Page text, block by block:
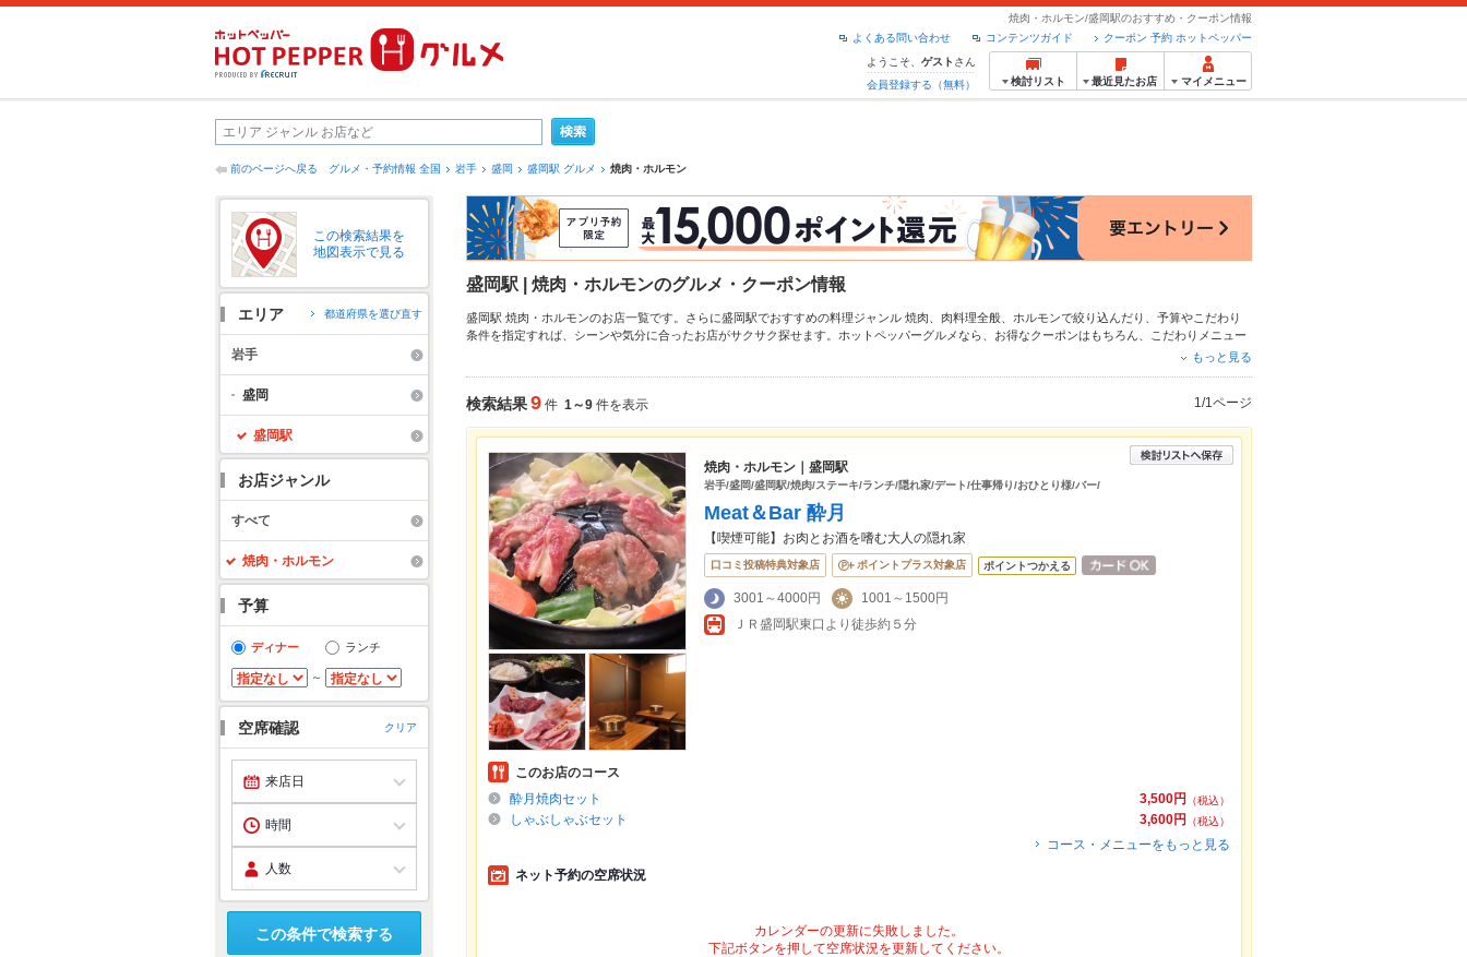
焼肉・ホルモン/盛岡駅のおすすめ・クーポン情報
クーポン 予約 ホットペッパー
コンテンツガイド
よくある問い合わせ
ようこそ、 ゲスト さん
会員登録する（無料）
検討リスト 最近見たお店 マイメニュー
前のページへ戻る グルメ・予約情報 全国 岩手 盛岡 盛岡駅 グルメ 焼肉・ホルモン
この検索結果を
地図表示で見る
エリア 都道府県を選び直す
岩手
盛岡
盛岡駅
お店ジャンル
すべて
焼肉・ホルモン
予算
ディナー ランチ
～
空席確認 クリア
この条件で検索する
盛岡駅 | 焼肉・ホルモンのグルメ・クーポン情報
盛岡駅 焼肉・ホルモンのお店一覧です。さらに盛岡駅でおすすめの料理ジャンル 焼肉 肉料理全般 ホルモンで絞り込んだり、予算やこだわり
条件を指定すれば、シーンや気分に合ったお店がサクサク探せます。ホットペッパーグルメなら、お得なクーポンはもちろん、こだわりメニュー
や季節のおすすめ料理など、お店の最新情報をご紹介しているので安心！24時間使える簡単便利なネット予約が使えるお店
もっと見る
検索結果9 件 1～9 件を表示 1/1ページ
焼肉・ホルモン｜盛岡駅
岩手/盛岡/盛岡駅/焼肉/ステーキ/ランチ/隠れ家/デート/仕事帰り/おひとり様/バー/
Meat＆Bar 酔月
【喫煙可能】お肉とお酒を嗜む大人の隠れ家
口コミ投稿特典対象店 ポイントプラス対象店 ポイントつかえる
3001～4000円
1001～1500円
ＪＲ盛岡駅東口より徒歩約５分
このお店のコース
3,500円
（税込）
酔月焼肉セット
3,600円
（税込）
しゃぶしゃぶセット
コース・メニューをもっと見る
ネット予約の空席状況
カレンダーの更新に失敗しました。
下記ボタンを押して空席状況を更新してください。